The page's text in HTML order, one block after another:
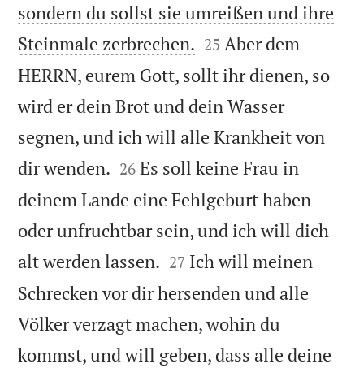
sondern du sollst sie umreißen und ihre
Steinmale zerbrechen. 

25 Aber dem
HERRN, eurem Gott, sollt ihr dienen, so
wird er dein Brot und dein Wasser
segnen, und ich will alle Krankheit von
dir wenden. 

26 Es soll keine Frau in
deinem Lande eine Fehlgeburt haben
oder unfruchtbar sein, und ich will dich
alt werden lassen. 

27 Ich will meinen
Schrecken vor dir hersenden und alle
Völker verzagt machen, wohin du
kommst, und will geben, dass alle deine